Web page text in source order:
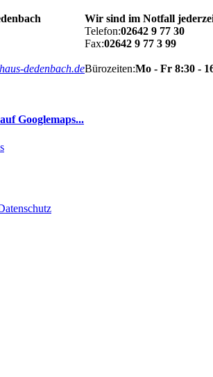
dedenbach.de
Wir sind im Notfall
Telefon:02642 9 77 30
Fax:02642 9 77 3 99
Bürozeiten:Mo - Fr 8:30 -
Googlemaps...